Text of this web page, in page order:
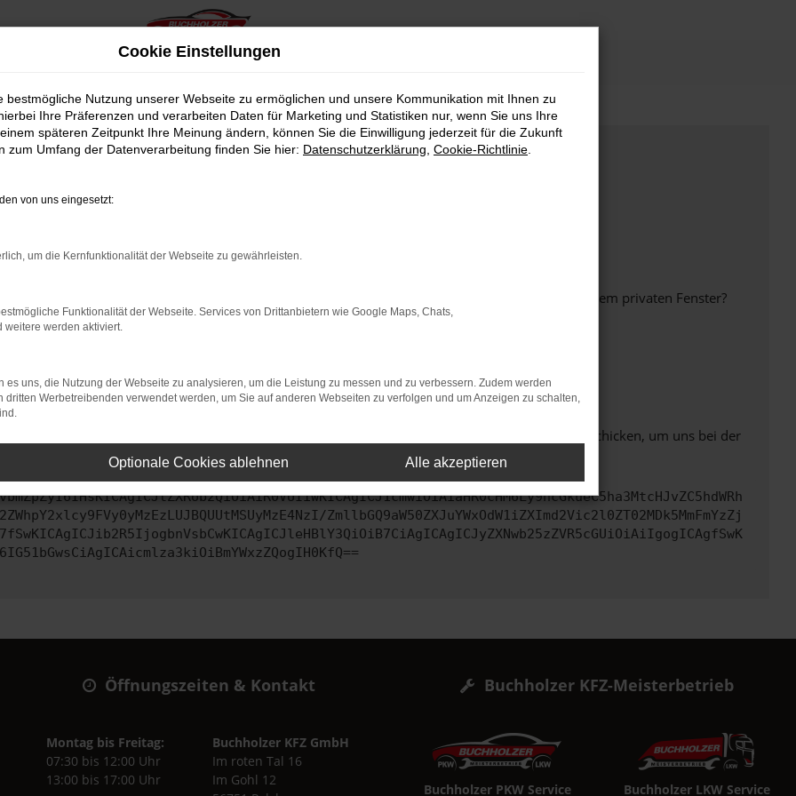
bestimmter Seiten verhindern. Funktioniert die Seite in einem anderen Browser oder in einem privaten Fenster?
beheben.
auf dem neuesten Stand sind.
kann auch dazu führen, dass bestimmte Funktionen nicht mehr unterstützt werden.
uns bitte. Wir werden versuchen, das Problem zu beheben. Du kannst uns diesen Text schicken, um uns bei der
ZmllbGQ9aW50ZXJuYWxOdW1iZXImd2Vic2l0ZT02MDk5MmFmYzZj
Öffnungszeiten & Kontakt
Montag bis Freitag:
07:30 bis 12:00 Uhr
13:00 bis 17:00 Uhr
Buchholzer KFZ GmbH
Im roten Tal 16
Im Gohl 12
Buchholzer KFZ-Meisterbetrieb
Buchholzer PKW Service Buchholzer LKW Service
Cookie Einstellungen
bestmögliche Nutzung unserer Webseite zu ermöglichen und unsere Kommunikation mit Ihnen zu
Ihre Präferenzen und verarbeiten Daten für Marketing und Statistiken nur, wenn Sie uns Ihre
späteren Zeitpunkt Ihre Meinung ändern, können Sie die Einwilligung jederzeit für die Zukunft
zum Umfang der Datenverarbeitung finden Sie hier: Datenschutzerklärung Cookie-Richtlinie
von uns eingesetzt:
um die Kernfunktionalität der Webseite zu gewährleisten.
Funktionalität der Webseite. Services von Drittanbietern wie Google Maps, Chats,
weitere werden aktiviert.
es uns, die Nutzung der Webseite zu analysieren, um die Leistung zu messen und zu verbessern. Zudem werden
dritten Werbetreibenden verwendet werden, um Sie auf anderen Webseiten zu verfolgen und um Anzeigen zu schalten,
Optionale Cookies ablehnen Alle akzeptieren